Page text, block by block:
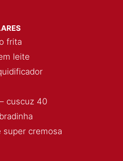
frita
leite
cuscuz 40
super cremosa